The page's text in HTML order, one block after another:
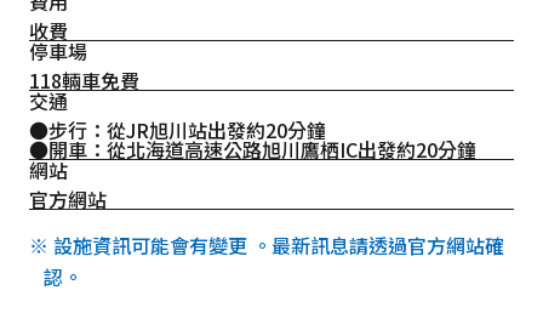
收費
停車場
118輛車免費
交通
●步行：從JR旭川站出發約20分鐘
●開車：從北海道高速公路旭川鷹栖IC出發約20分鐘
網站
官方網站
※ 設施資訊可能會有變更 。最新訊息請透過官方網站確
認。